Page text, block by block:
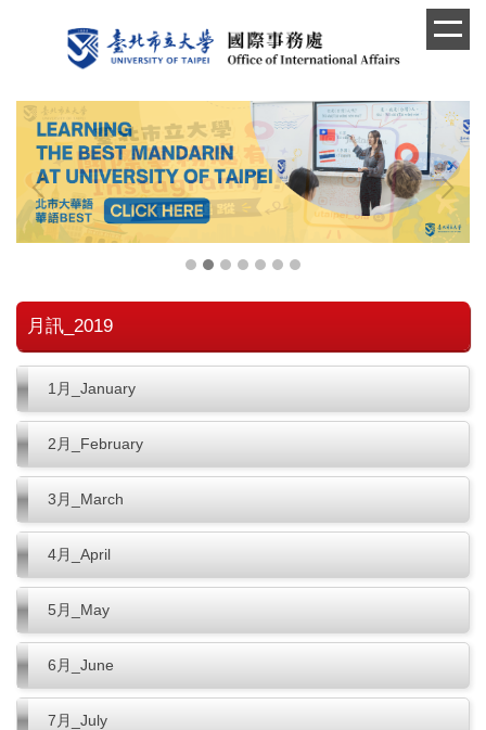
內
月訊_2019
1月_January
2月_February
3月_March
4月_April
5月_May
6月_June
7月_July